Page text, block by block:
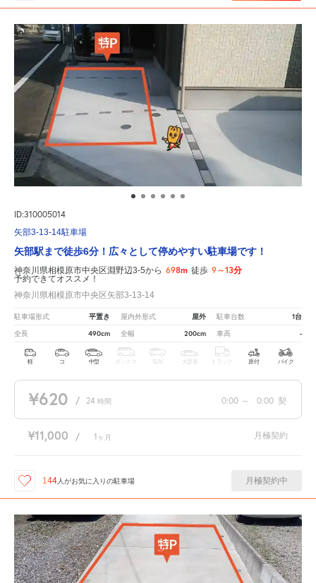
ID:310005014
矢部3-13-14駐車場
矢部駅まで徒歩6分！広々として停めやすい駐車場です！
神奈川県相模原市中央区淵野辺3-5から 698m 徒歩 9～13分
予約できてオススメ！
神奈川県相模原市中央区矢部3-13-14
駐車場形式 平置き 屋内外形式 屋外 駐車台数 1台
全長 490cm 全幅 200cm 車高 -
軽 コ 中型 ボックス SUV 大型車 トラック 原付 バイク
¥620 / 24 時間 0:00 ～ 0:00 契
¥11,000 / 1 ヶ月 月極契約
144 人がお気に入りの駐車場 月極契約中